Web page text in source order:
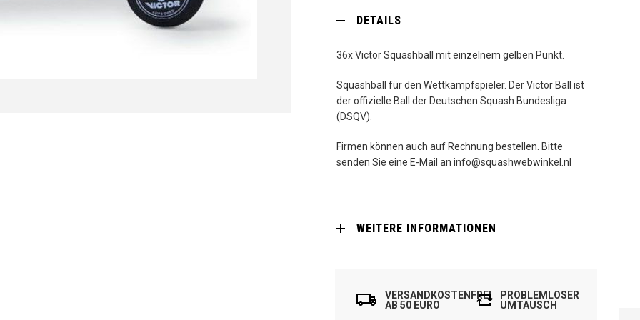
DUNLOP
DETAILS
36x Victor Squashball mit einzelnem gelben Punkt.
Squashball für den Wettkampfspieler. Der Victor Ball ist
der offizielle Ball der Deutschen Squash Bundesliga
(DSQV).
Firmen können auch auf Rechnung bestellen. Bitte
senden Sie eine E-Mail an info@squashwebwinkel.nl
WEITERE INFORMATIONEN
VERSANDKOSTENFREI
AB 50 EURO
PROBLEMLOSER
UMTAUSCH